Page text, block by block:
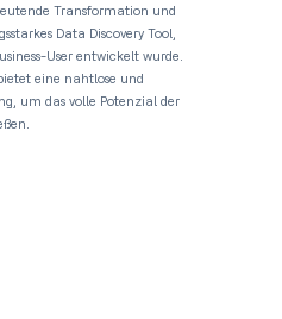
Transformation und
Data Discovery Tool,
User entwickelt wurde.
eine nahtlose und
um das volle Potenzial der